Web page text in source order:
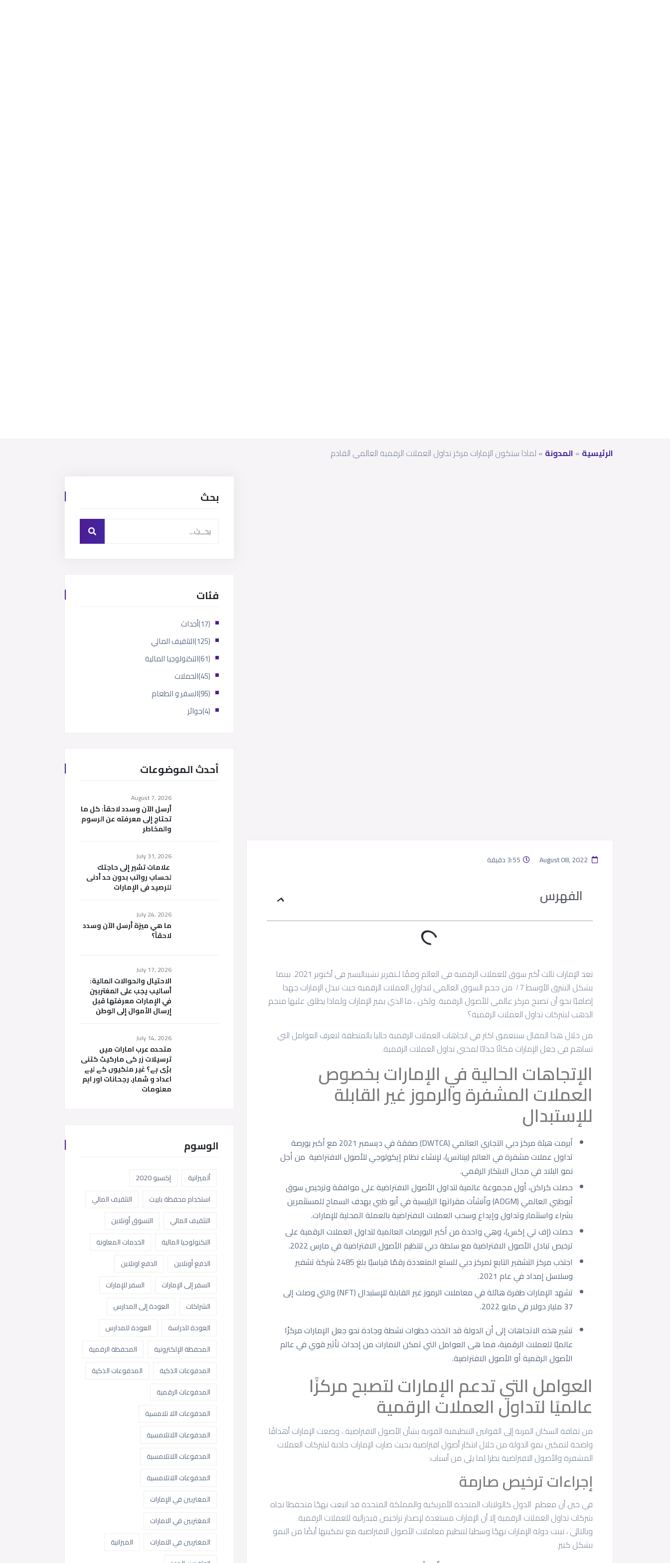
الرئيسية » المدونة » لماذا ستكون الإمارات مركز تداول العملات الرقمية العالمي القادم
3:55 دقيقة
الفهرس
تعد الإمارات ثالث أكبر سوق للعملات الرقمية في العالم وفقًا لـتقرير تشيناليسيز في أكتوبر 2021. بينما
يشكل الشرق الأوسط 7٪ من حجم السوق العالمي لتداول العملات الرقمية حيث تبذل الإمارات جهدا
إضافيًا نحو أن تصبح مركز عالمي للأصول الرقمية. ولكن ، ما الذي يميز الإمارات ولماذا يطلق عليها منجم
الذهب لشركات تداول العملات الرقمية؟
من خلال هذا المقال سنتعمق اكثر في اتجاهات العملات الرقمية حاليا بالمنطقة لنعرف العوامل التي
تساهم في جعل الإمارات مكانًا جذابًا لمحبي تداول العملات الرقمية.
الإتجاهات الحالية في الإمارات بخصوص
العملات المشفرة والرموز غير القابلة
للإستبدال
أبرمت هيئة مركز دبي التجاري العالمي (DWTCA) صفقة في ديسمبر 2021 مع أكبر بورصة
تداول عملات مشفرة في العالم (بينانس)، لإنشاء نظام إيكولوجي للأصول الافتراضية من أجل
نمو البلاد في مجال الابتكار الرقمي.
حصلت كراكن، أول مجموعة عالمية لتداول الأصول الافتراضية على موافقة وترخيص سوق
أبوظبي العالمي (ADGM) وأنشأت مقراتها الرئيسية في أبو ظبي بهدف السماح للمستثمرين
بشراء واستثمار وتداول وإيداع وسحب العملات الافتراضية بالعملة المحلية للإمارات.
حصلت (إف تي إكس)، وهي واحدة من أكبر البورصات العالمية لتداول العملات الرقمية على
ترخيص تبادل الأصول الافتراضية مع سلطة دبي لتنظيم الأصول الافتراضية في مارس 2022.
اجتذب مركز التشفير التابع لمركز دبي للسلع المتعددة رقمًا قياسيًا بلغ 2485 شركة تشفير
وسلاسل إمداد في عام 2021.
تشهد الإمارات طفرة هائلة في معاملات الرموز غير القابلة للإستبدال (NFT) والتي وصلت إلى
37 مليار دولار في مايو 2022.
تشير هذه الاتجاهات إلى أن الدولة قد اتخذت خطوات نشطة وجادة نحو جعل الإمارات مركزًا
عالميًا للعملات الرقمية، فما هى العوامل التي تمكن الامارات من إحداث تأثير قوي في عالم
الأصول الرقمية أو الأصول الافتراضية.
العوامل التي تدعم الإمارات لتصبح مركزًا
عالميًا لتداول العملات الرقمية
من ثقافة السكان المرنة إلى القوانين التنظيمية القوية بشأن الأصول الافتراضية ، وضعت الإمارات أهدافًا
واضحة لتمكين نمو الدولة من خلال ابتكار أصول افتراضية بحيث صارت الإمارات جاذبة لشركات العملات
المشفرة والأصول الافتراضية نظرا لما يلي من أسباب:
إجراءات ترخيص صارمة
في حين أن معظم الدول كالولايات المتحدة الأمريكية والمملكة المتحدة قد اتبعت نهجًا متحفظا تجاه
شركات تداول العملات الرقمية إلا أن الإمارات مستعدة لإصدار تراخيص فيدرالية للعملات الرقمية.
وبالتالي ، تبنت دولة الإمارات نهجًا وسطيا لتنظيم معاملات الأصول الافتراضية مع تمكينها أيضًا من النمو
بشكل كبير.
بحث
فئات
أحداث
(17)
التثقيف المالي
(125)
التكنولوجيا المالية
(61)
الحملات
(45)
السفر و الطعام
(95)
جوائز (4)
أحدث الموضوعات
August 7, 2026
أرسل الآن وسدد لاحقاً: كل ما
تحتاج إلى معرفته عن الرسوم
والمخاطر
July 31, 2026
علامات تشير إلى حاجتك
لحساب رواتب بدون حد أدنى
للرصيد في الإمارات
July 24, 2026
ما هي ميزة أرسل الآن وسدد
لاحقاً؟
July 17, 2026
الاحتيال والحوالات المالية:
أساليب يجب على المغتربين
في الإمارات معرفتها قبل
إرسال الأموال إلى الوطن
July 14, 2026
متحدہ عرب امارات میں
ترسیلات زر کی مارکیٹ کتنی
بڑی ہے؟ غیر ملکیوں کے لیے
اعداد و شمار، رجحانات اور اہم
معلومات
الوسوم
ألميزانية
إكسبو 2020
استخدام محفظة باييت
التثقيف المالي
التثقيف المالي
التسوق أونلاين
التكنولوجيا المالية
الخدمات المعاونة
الدفع أونلاين
الدفع اونلاين
السفر إلى الإمارات
السفر للإمارات
الشراكات
العودة إلى المدارس
العودة للدراسة
العودة للمدارس
المحفظة الإلكترونية
المحفظة الرقمية
المدفوعات الذكية
المدفوعات الذكية
المدفوعات الرقمية
المدفوعات اللا تلامسية
المدفوعات اللاتلامسية
المدفوعات اللاتلامسية
المدفوعات اللاتلامسية
المغتربين في الإمارات
المغتربين في الامارات
المغتربين في الامارات
الميزانية